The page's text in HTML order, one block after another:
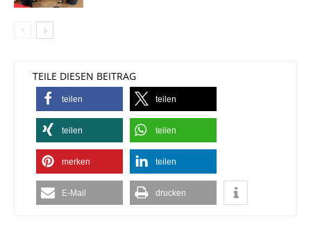
TEILE DIESEN BEITRAG
teilen teilen
teilen teilen
merken teilen
E-Mail drucken